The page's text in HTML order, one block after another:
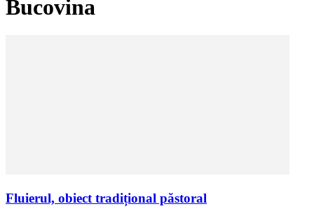
Bucovina
Fluierul, obiect tradițional păstoral